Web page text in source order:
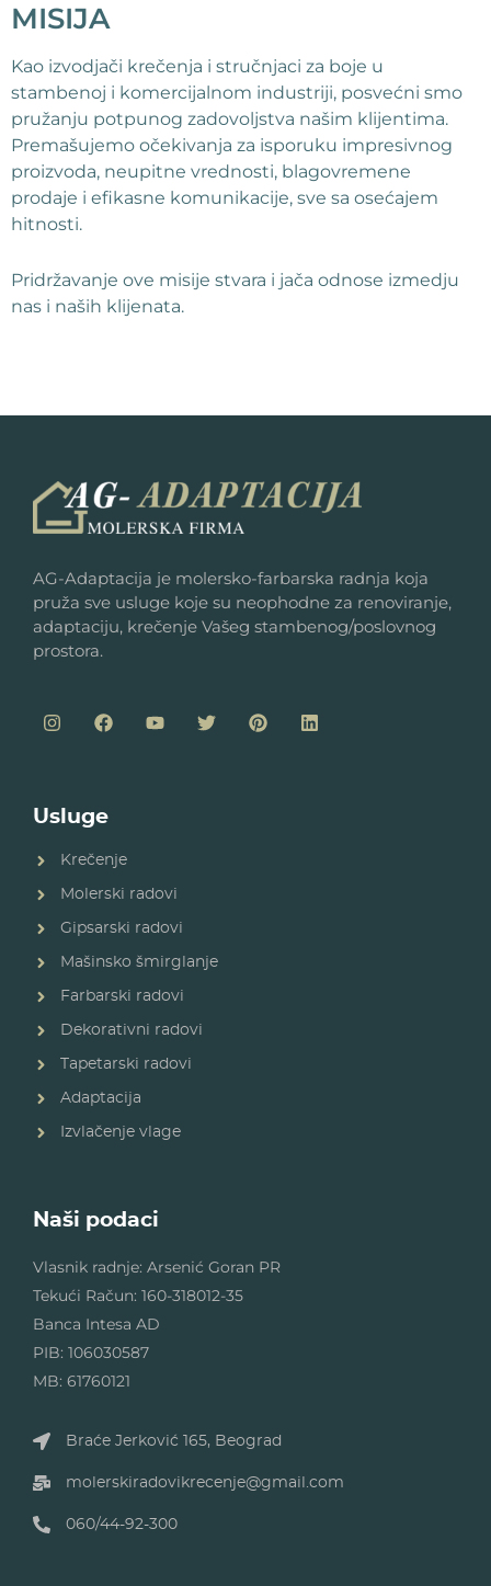
MISIJA
Kao izvodjači krečenja i stručnjaci za boje u
stambenoj i komercijalnom industriji, posvećni smo
pružanju potpunog zadovoljstva našim klijentima.
Premašujemo očekivanja za isporuku impresivnog
proizvoda, neupitne vrednosti, blagovremene
prodaje i efikasne komunikacije, sve sa osećajem
hitnosti.
Pridržavanje ove misije stvara i jača odnose izmedju
nas i naših klijenata.
AG-Adaptacija je molersko-farbarska radnja koja
pruža sve usluge koje su neophodne za renoviranje,
adaptaciju, krečenje Vašeg stambenog/poslovnog
prostora.
Usluge
Krečenje
Molerski radovi
Gipsarski radovi
Mašinsko šmirglanje
Farbarski radovi
Dekorativni radovi
Tapetarski radovi
Adaptacija
Izvlačenje vlage
Naši podaci
Vlasnik radnje: Arsenić Goran PR
Tekući Račun: 160-318012-35
Banca Intesa AD
PIB: 106030587
MB: 61760121
Braće Jerković 165, Beograd
molerskiradovikrecenje@gmail.com
060/44-92-300